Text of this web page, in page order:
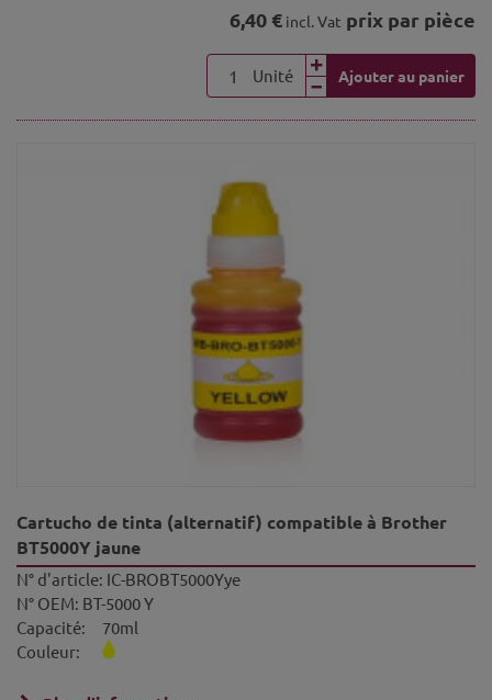
6,40 € incl. Vat prix par pièce
Unité Ajouter au panier
Cartucho de tinta (alternatif) compatible à Brother
BT5000Y jaune
N° d'article: IC-BROBT5000Yye
N° OEM: BT-5000 Y
Capacité:
70ml
Couleur: